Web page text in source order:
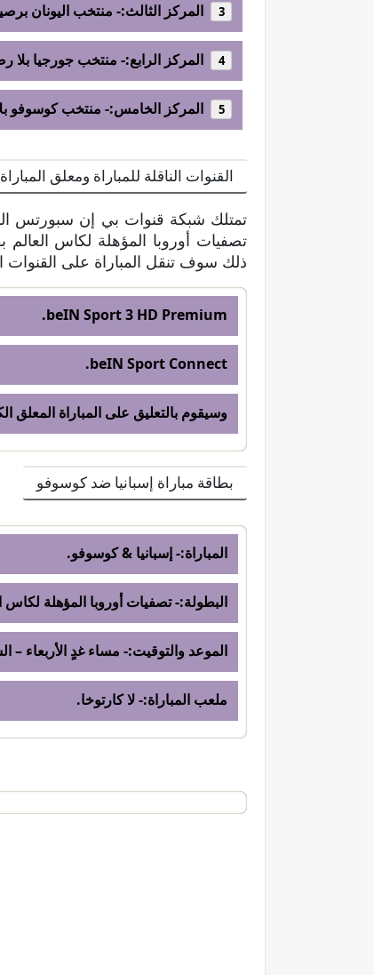
المركز الثالث:- منتخب اليونان
المركز الرابع:- منتخب جورجيا بلا
المركز الخامس:- منتخب كوسوفو
القنوات الناقلة للمباراة ومعلق المباراة
تمتلك شبكة قنوات بي إن سبورتس
ذلك سوف تنقل المباراة على القنوات
beIN Sport 3 HD Premium.
beIN Sport Connect.
وسيقوم بالتعليق على المباراة المعلق
بطاقة مباراة إسبانيا ضد كوسوفو
المباراة:- إسبانيا & كوسوفو.
البطولة:- تصفيات أوروبا المؤهلة لكاس
الموعد والتوقيت:- مساء غدٍ الأربعاء – الساعة 20:45 بتوقيت
ملعب المباراة:- لا كارتوخا.